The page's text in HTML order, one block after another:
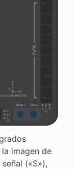
imagen de
(«S»),